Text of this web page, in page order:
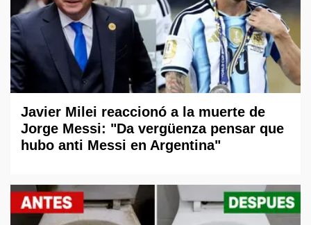
Javier Milei reaccionó a la muerte de
Jorge Messi: "Da vergüenza pensar que
hubo anti Messi en Argentina"